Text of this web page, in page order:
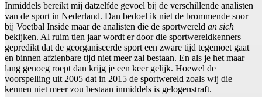
Inmiddels bereikt mij datzelfde gevoel bij de verschillende analisten
van de sport in Nederland. Dan bedoel ik niet de brommende snor
bij Voetbal Inside maar de analisten die de sportwereld an sich
bekijken. Al ruim tien jaar wordt er door die sportwereldkenners
gepredikt dat de georganiseerde sport een zware tijd tegemoet gaat
en binnen afzienbare tijd niet meer zal bestaan. En als je het maar
lang genoeg roept dan krijg je een keer gelijk. Hoewel de
voorspelling uit 2005 dat in 2015 de sportwereld zoals wij die
kennen niet meer zou bestaan inmiddels is gelogenstraft.